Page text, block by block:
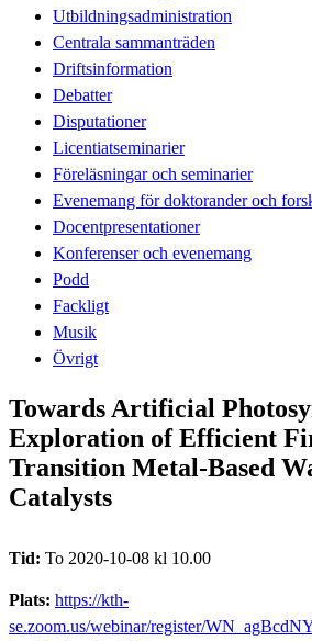
Utbildningsadministration
Centrala sammanträden
Driftsinformation
Debatter
Disputationer
Licentiatseminarier
Föreläsningar och seminarier
Evenemang för doktorander och
Docentpresentationer
Konferenser och evenemang
Podd
Fackligt
Musik
Övrigt
Towards Artificial
Exploration of Efficient
Transition Metal-Based
Catalysts
Tid: To 2020-10-08 kl 10.00
Plats: https://kth-
se.zoom.us/webinar/register/